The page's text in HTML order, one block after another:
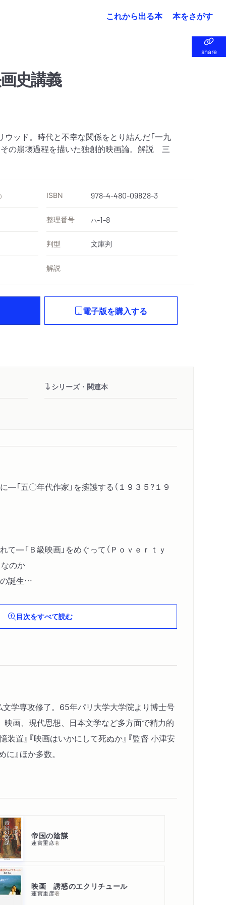
これから出る本 本をさがす
share
share
史講義
ウッド。時代と不幸な関係をとり結んだ「一九
その崩壊過程を描いた独創的映画論。解説 三
ISBN 978-4-480-09828-3
整理番号 ハ-1-8
判型 文庫判
解説
電子版を購入する
シリーズ・関連本
「五〇年代作家」を擁護する（１９３５?１９
―「Ｂ級映画」をめぐって（Ｐｏｖｅｒｔｙ
のか
誕生
ハリウッド撮影所システム」の崩壊（ＭＧＭの
目次をすべて読む
学専攻修了。65年パリ大学大学院より博士号
映画、現代思想、日本文学など多方面で精力的
置』『映画はいかにして死ぬか』『監督 小津安
に』ほか多数。
帝国の陰謀
蓮實重彦著
映画 誘惑のエクリチュール
蓮實重彦著